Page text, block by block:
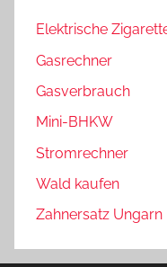
Elektrische
Gasrechner
Gasverbrauch
Mini-BHKW
Stromrechner
Wald kaufen
Zahnersatz Ungarn